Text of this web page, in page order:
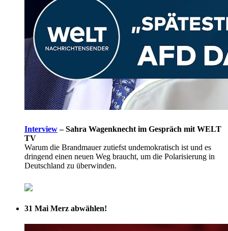
Interview– Sahra Wagenknecht im Gespräch mit WELT
TV
Warum die Brandmauer zutiefst undemokratisch ist und es
dringend einen neuen Weg braucht, um die Polarisierung in
Deutschland zu überwinden.
31 Mai Merz abwählen!